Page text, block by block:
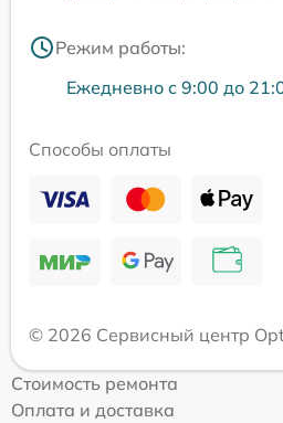
Режим работы:
Ежедневно с 9:00 до
Способы оплаты
© 2026 Сервисный центр
Стоимость ремонта
Оплата и доставка